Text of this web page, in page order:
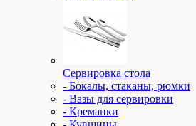
Сервировка стола
- Бокалы, стаканы, рюмки
- Вазы для сервировки
- Креманки